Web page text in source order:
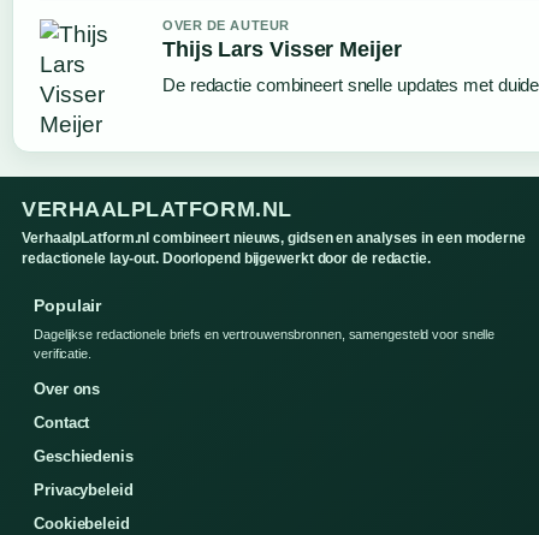
OVER DE AUTEUR
Thijs Lars Visser Meijer
De redactie combineert snelle updates met
VERHAALPLATFORM.NL
VerhaalpLatform.nl combineert nieuws, gidsen en analyses in een moderne
redactionele lay-out. Doorlopend bijgewerkt door de redactie.
Populair
Dagelijkse redactionele briefs en vertrouwensbronnen, samengesteld voor snelle
verificatie.
Over ons
Contact
Geschiedenis
Privacybeleid
Cookiebeleid